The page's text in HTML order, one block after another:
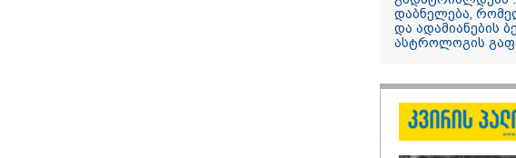
თქვენზე ნაკლები
მებრძოლის დედა
ვატირე!" - რას ამბობს
დაბნელება,
და ადამიანების
ასტროლოგის